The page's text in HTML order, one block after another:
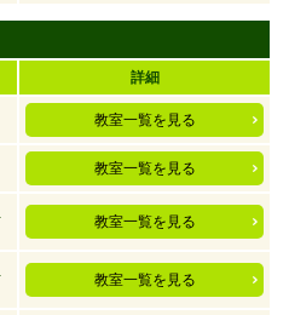
詳細
教室一覧を見る
教室一覧を見る
教室一覧を見る
教室一覧を見る